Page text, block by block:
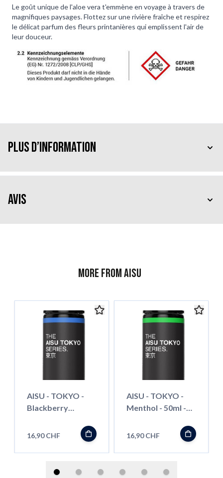
Le goût unique de l'aloe vera t'emmène en voyage à travers de
magnifiques paysages. Flottez sur une rivière fraîche et respirez
le délicat parfum des fleurs printanières qui emplissent l'air de
leur douceur.
Plus d’information
Avis
More from AISU
AISU - TOKYO -
Blackberry
Shortfill
16,90 CHF
AISU - TOKYO -
Menthol - 50ml -
16,90 CHF